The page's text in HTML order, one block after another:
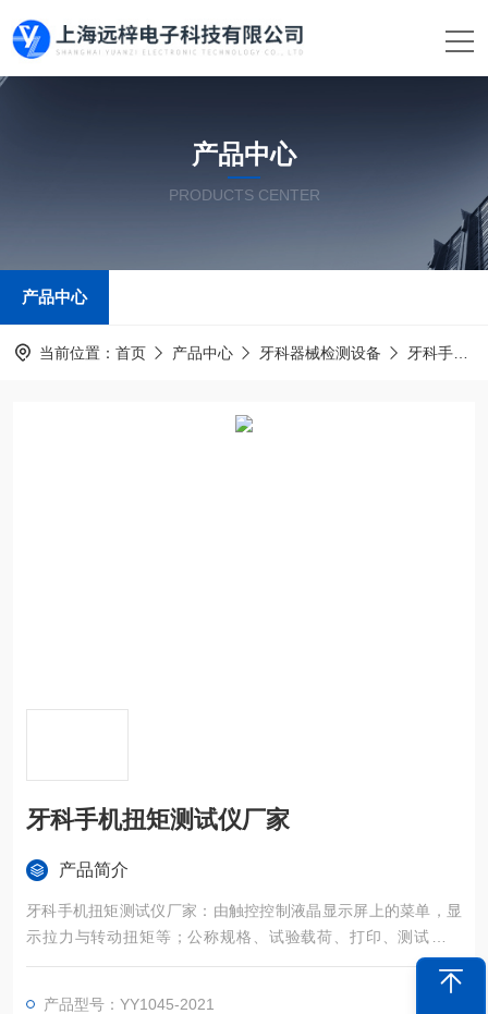
产品中心
PRODUCTS CENTER
产品中心
当前位置： 首页 产品中心 牙科器械检测设备 牙科手机夹持切削工具性能试验仪
牙科手机扭矩测试仪厂家
产品简介
牙科手机扭矩测试仪厂家：由触控控制液晶显示屏上的菜单，显
示拉力与转动扭矩等；公称规格、试验载荷、打印、测试、上
行、下行、时间、标定。
产品型号：YY1045-2021